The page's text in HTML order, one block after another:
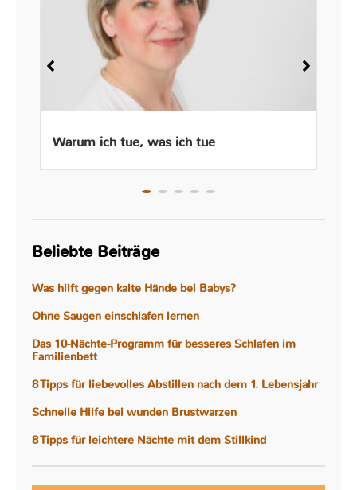
Warum ich tue, was ich tue
Beliebte Beiträge
Was hilft gegen kalte Hände bei Babys?
Ohne Saugen einschlafen lernen
Das 10-Nächte-Programm für besseres Schlafen im
Familienbett
8 Tipps für liebevolles Abstillen nach dem 1. Lebensjahr
Schnelle Hilfe bei wunden Brustwarzen
8 Tipps für leichtere Nächte mit dem Stillkind